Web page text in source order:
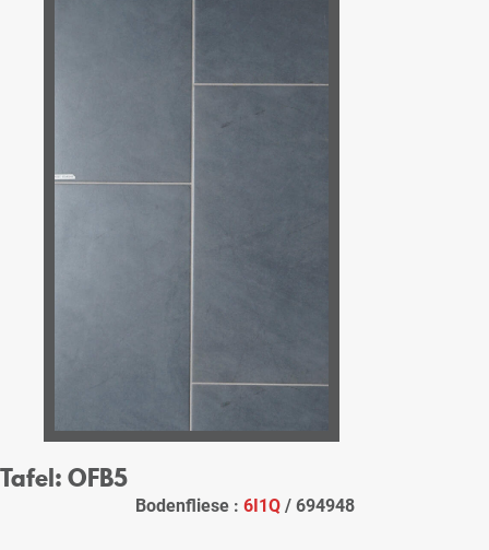
Tafel: OFB5
Bodenfliese : 6I1Q/ 694948